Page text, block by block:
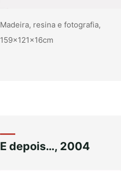
Madeira, resina e fotografia,
159x121x16cm
E depois…, 2004